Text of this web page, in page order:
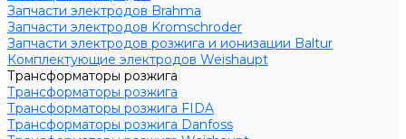
Запчасти электродов Brahma
Запчасти электродов Kromschroder
Запчасти электродов розжига и ионизации Baltur
Комплектующие электродов Weishaupt
Трансформаторы розжига
Трансформаторы розжига
Трансформаторы розжига FIDA
Трансформаторы розжига Danfoss